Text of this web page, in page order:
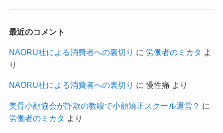
最近のコメント
NAORU社による消費者への裏切り に 労働者のミカタ よ
り
NAORU社による消費者への裏切り に慢性痛 より
美骨小顔協会が詐欺の教唆で小顔矯正スクール運営？ に
労働者のミカタ より